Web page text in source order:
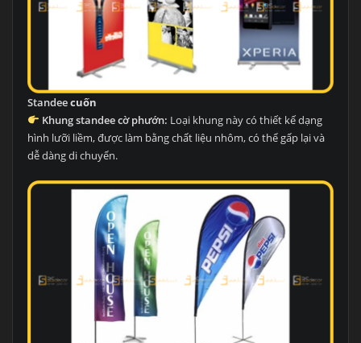
Standeecuốn
Khung standee cờ phướn: Loại khung này có thiết kế dạng
hình lưỡi liềm, được làm bằng chất liệu nhôm, có thể gấp lại và
dễ dàng di chuyển.